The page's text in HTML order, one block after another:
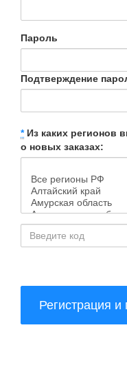
Пароль
Подтверждение
*Из каких регионов
о новых заказах: